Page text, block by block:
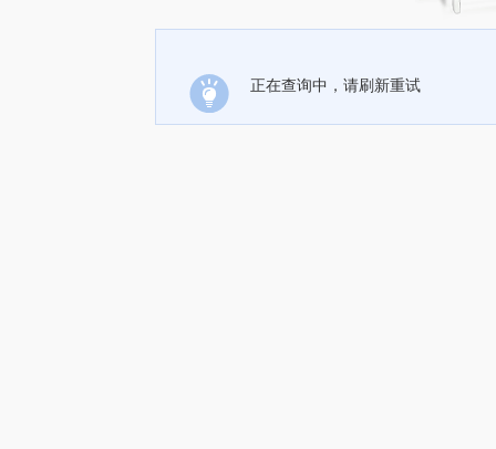
正在查询中，请刷新重试